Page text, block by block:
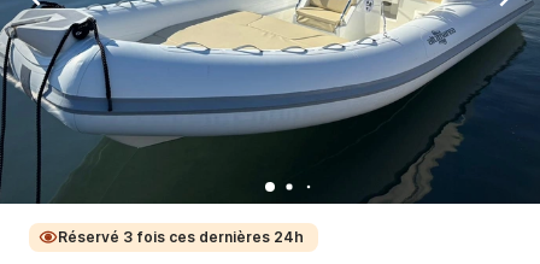
Réservé 3 fois ces dernières 24h